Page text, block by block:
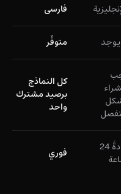
فارسی
يوجد متوفّر
كل النماذج
برصيد مشترك
واحد
عادةً 24
فوري